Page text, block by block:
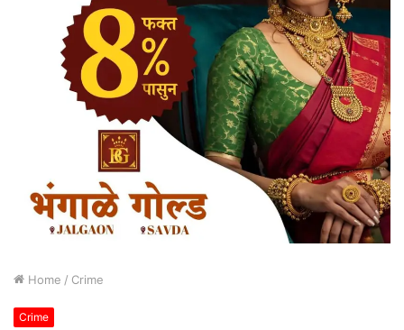
Home / Crime
Crime